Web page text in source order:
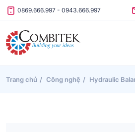
Skip to content
0869.666.997 - 0943.666.997
Trang chủ Công nghệ Hydraulic